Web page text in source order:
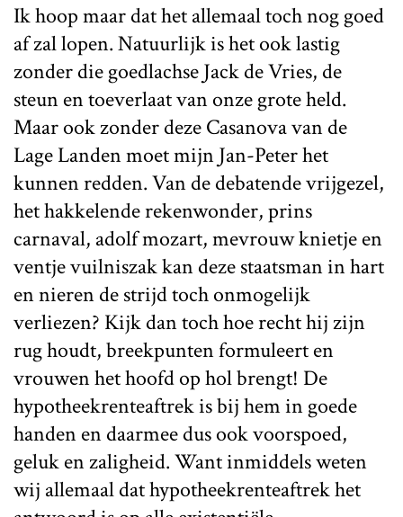
Ik hoop maar dat het allemaal toch nog goed
af zal lopen. Natuurlijk is het ook lastig
zonder die goedlachse Jack de Vries, de
steun en toeverlaat van onze grote held.
Maar ook zonder deze Casanova van de
Lage Landen moet mijn Jan-Peter het
kunnen redden. Van de debatende vrijgezel,
het hakkelende rekenwonder, prins
carnaval, adolf mozart, mevrouw knietje en
ventje vuilniszak kan deze staatsman in hart
en nieren de strijd toch onmogelijk
verliezen? Kijk dan toch hoe recht hij zijn
rug houdt, breekpunten formuleert en
vrouwen het hoofd op hol brengt! De
hypotheekrenteaftrek is bij hem in goede
handen en daarmee dus ook voorspoed,
geluk en zaligheid. Want inmiddels weten
wij allemaal dat hypotheekrenteaftrek het